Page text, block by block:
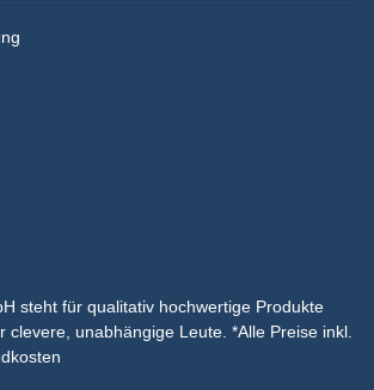
steht für qualitativ hochwertige Produkte
clevere, unabhängige Leute. *Alle Preise inkl.